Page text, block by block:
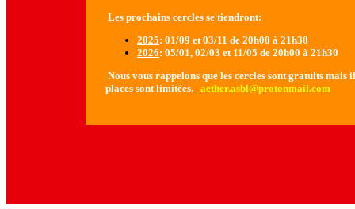
Les prochains cercles se tiendront:
2025: 01/09 et 03/11 de 20h00 à 21h30
2026: 05/01, 02/03 et 11/05 de 20h00 à 21h30
Nous vous rappelons que les cercles sont gratuits
places sont limitées. aether.asbl@protonmail.com